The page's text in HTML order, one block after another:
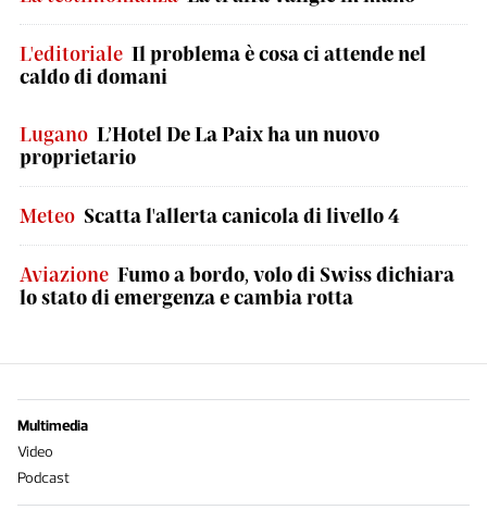
L'editoriale Il problema è cosa ci attende nel
caldo di domani
Lugano L’Hotel De La Paix ha un nuovo
proprietario
Meteo Scatta l'allerta canicola di livello 4
Aviazione Fumo a bordo, volo di Swiss dichiara
lo stato di emergenza e cambia rotta
Multimedia
Video
Podcast